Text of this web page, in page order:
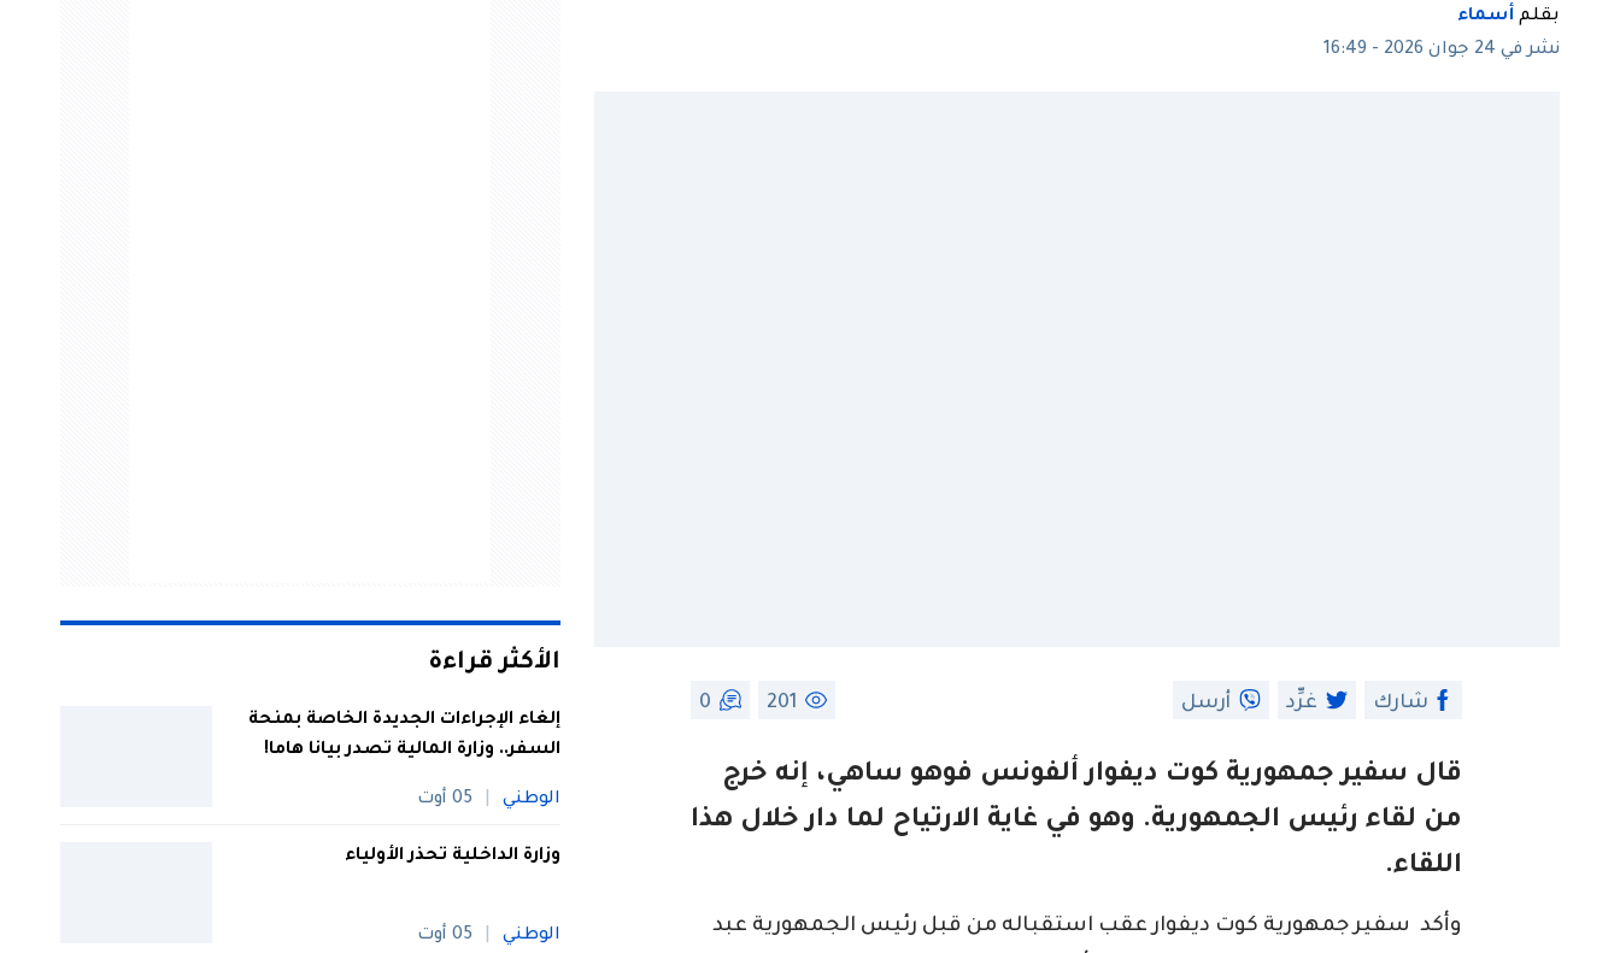
بقلم أسماء
نشر في 24 جوان 2026 - 16:49
شارك غرِّد أرسل 201
0
قال سفير جمهورية كوت ديفوار ألفونس فوهو ساهي، إنه خرج
من لقاء رئيس الجمهورية. وهو في غاية الارتياح لما دار خلال هذا
اللقاء.
وأكد سفير جمهورية كوت ديفوار عقب استقباله من قبل رئيس الجمهورية عبد
الأكثر قراءة
إلغاء الإجراءات الجديدة الخاصة بمنحة
السفر.. وزارة المالية تصدر بيانا هاما!
الوطني 05 أوت
وزارة الداخلية تحذر الأولياء
الوطني 05 أوت